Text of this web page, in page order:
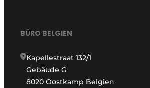
BÜRO BELGIEN
Kapellestraat 132/1
Gebäude G
8020 Oostkamp Belgien